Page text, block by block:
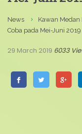
News
Kawan Medan
Coba pada Mei-Juni 2019
29 March 2019 6033